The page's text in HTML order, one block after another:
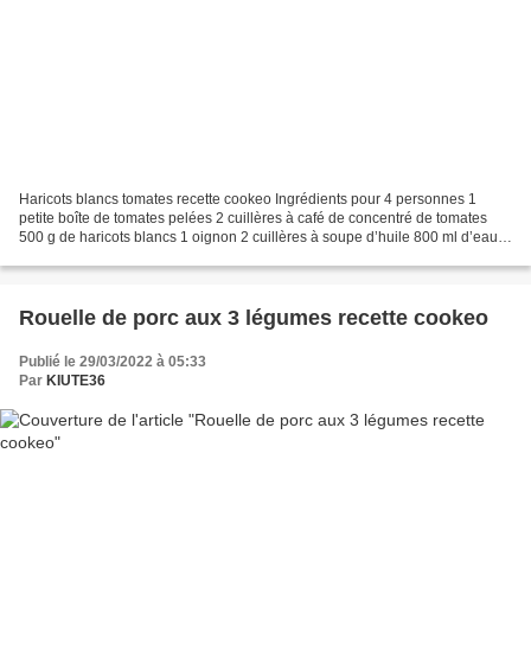
Haricots blancs tomates recette cookeo Ingrédients pour 4 personnes 1
petite boîte de tomates pelées 2 cuillères à café de concentré de tomates
500 g de haricots blancs 1 oignon 2 cuillères à soupe d’huile 800 ml d’eau 1
Rouelle de porc aux 3 légumes recette cookeo
Publié le 29/03/2022 à 05:33
Par KIUTE36